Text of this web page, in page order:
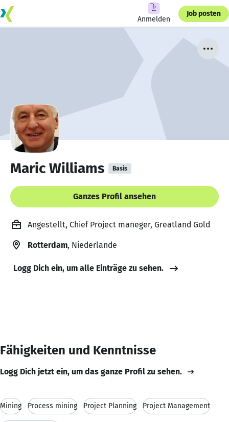
Anmelden
Job posten
Maric Williams Basis
Ganzes Profil ansehen
Angestellt, Chief Project maneger, Greatland Gold
Rotterdam, Niederlande
Logg Dich ein, um alle Einträge zu sehen.
Fähigkeiten und Kenntnisse
Logg Dich jetzt ein, um das ganze Profil zu sehen.
Mining Process mining Project Planning Project Management